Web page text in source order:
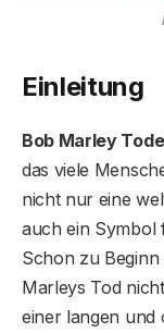
Einleitung
Bob Marley
das viele
nicht nur eine
auch ein Symbol
Schon zu Beginn
Marleys Tod
einer langen und